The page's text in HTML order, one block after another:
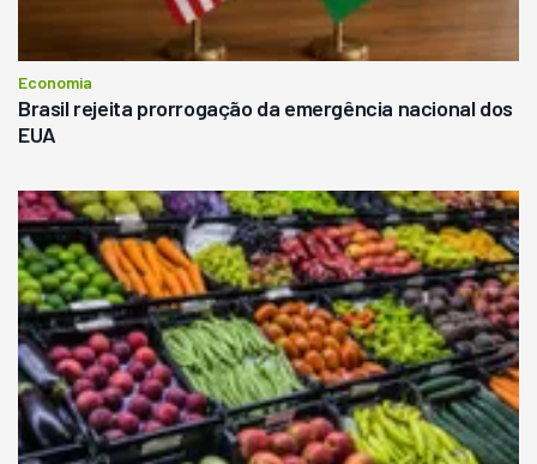
Economia
Brasil rejeita prorrogação da emergência nacional dos
EUA